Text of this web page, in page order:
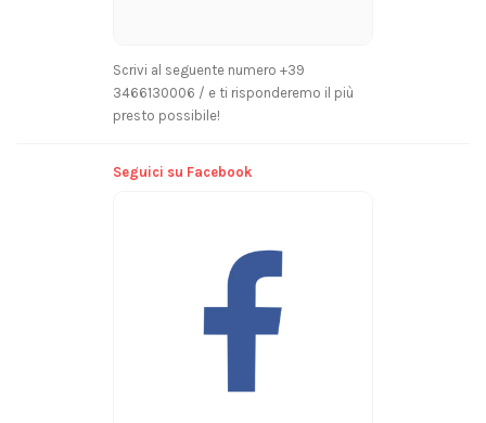
Scrivi al seguente numero +39
3466130006 / e ti risponderemo il più
presto possibile!
Seguici su Facebook